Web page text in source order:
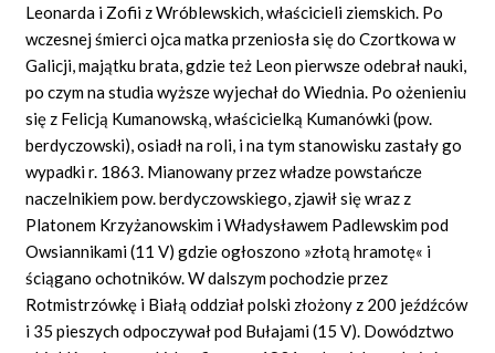
DYSKUSJA
Mapa
Leonarda i Zofii z Wróblewskich, właścicieli ziemskich. Po
wczesnej śmierci ojca matka przeniosła się do Czortkowa w
Galicji, majątku brata, gdzie też Leon pierwsze odebrał nauki,
po czym na studia wyższe wyjechał do Wiednia. Po ożenieniu
się z Felicją Kumanowską, właścicielką Kumanówki (pow.
berdyczowski), osiadł na roli, i na tym stanowisku zastały go
wypadki r. 1863. Mianowany przez władze powstańcze
naczelnikiem pow. berdyczowskiego, zjawił się wraz z
Platonem Krzyżanowskim i Władysławem Padlewskim pod
Owsiannikami (11 V) gdzie ogłoszono »złotą hramotę« i
ściągano ochotników. W dalszym pochodzie przez
Rotmistrzówkę i Białą oddział polski złożony z 200 jeźdźców
i 35 pieszych odpoczywał pod Bułajami (15 V). Dowództwo